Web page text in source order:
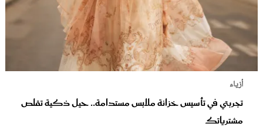
أزياء
تجربتي في تأسيس خزانة ملابس مستدامة.. حيل ذكية تقلص
مشترياتك